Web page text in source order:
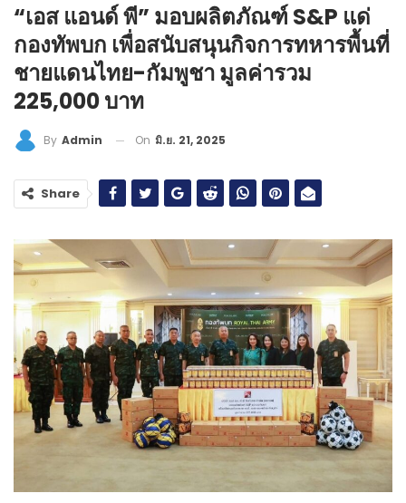
“เอส แอนด์ พี” มอบผลิตภัณฑ์ S&P แด่
กองทัพบก เพื่อสนับสนุนกิจการทหารพื้นที่
ชายแดนไทย-กัมพูชา มูลค่ารวม
225,000 บาท
By Admin On มิ.ย. 21, 2025
Share